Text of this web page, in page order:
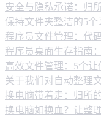
安全与隐私承诺：归
保持文件夹整洁的5
程序员文件管理：代
程序员桌面生存指南
高效文件管理：5个
关于我们对自动整理
换电脑带着走：归所
换电脑如换血？让整